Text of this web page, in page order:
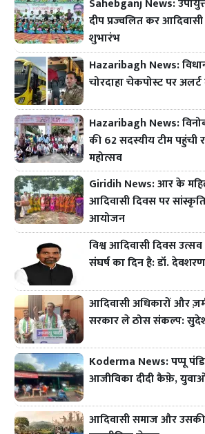
Sahebganj News:
दीप प्रज्वलित कर
शुभारंभ
Hazaribagh News:
चोरदाहा चेकपोस्ट पर
Hazaribagh News:
की 62 सदस्यीय टीम पहुंची
महोत्सव
Giridih News: आर के
आदिवासी दिवस पर
आयोजन
विश्व आदिवासी दिवस
संघर्ष का दिन है: डॉ.
आदिवासी अधिकारों और
सरकार ले ठोस संकल्प:
Koderma News: पप्पू
आजीविका दीदी कैफ़े,
आदिवासी समाज और